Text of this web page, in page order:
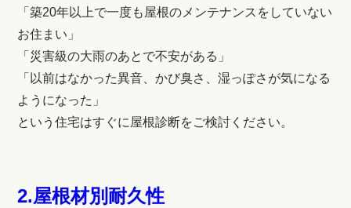
「築20年以上で一度も屋根のメンテナンスをしていない
お住まい」
「災害級の大雨のあとで不安がある」
「以前はなかった異音、かび臭さ、湿っぽさが気になる
ようになった」
という住宅はすぐに屋根診断をご検討ください。
2.屋根材別耐久性